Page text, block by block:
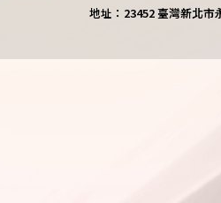
地址：23452 臺灣新北市